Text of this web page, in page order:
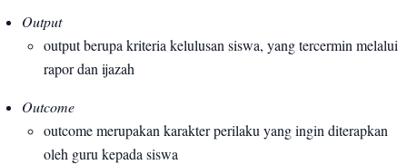
Output
output berupa kriteria kelulusan siswa, yang tercermin melalui
rapor dan ijazah
Outcome
outcome merupakan karakter perilaku yang ingin diterapkan
oleh guru kepada siswa